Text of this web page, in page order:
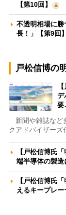
【第10回】
不透明相場に
長！」【第9回】
戸松信博の
デ
新聞や雑誌など
クアドバイザーズ
【戸松信博氏
端半導体の製
【戸松信博氏
えるキープレ